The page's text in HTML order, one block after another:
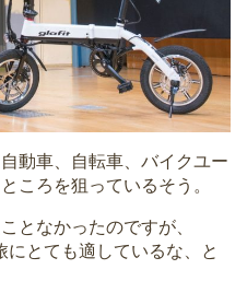
動車、自転車、バイクユー
ころを狙っているそう。
となかったのですが、
とても適しているな、と